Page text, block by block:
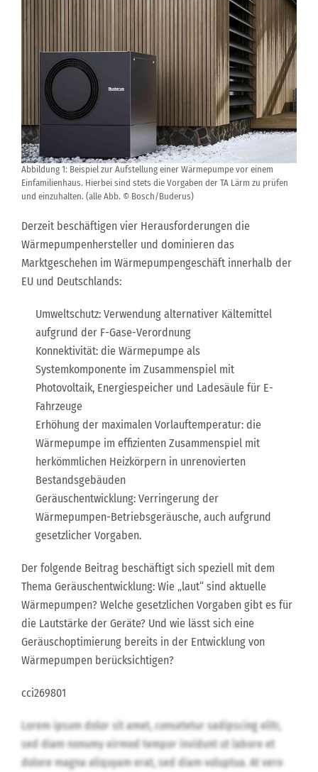
Abbildung 1: Beispiel zur Aufstellung einer Wärmepumpe vor einem
Einfamilienhaus. Hierbei sind stets die Vorgaben der TA Lärm zu prüfen
und einzuhalten. (alle Abb. © Bosch/Buderus)
Derzeit beschäftigen vier Herausforderungen die
Wärmepumpenhersteller und dominieren das
Marktgeschehen im Wärmepumpengeschäft innerhalb der
EU und Deutschlands:
Umweltschutz: Verwendung alternativer Kältemittel
aufgrund der F-Gase-Verordnung
Konnektivität: die Wärmepumpe als
Systemkomponente im Zusammenspiel mit
Photovoltaik, Energiespeicher und Ladesäule für E-
Fahrzeuge
Erhöhung der maximalen Vorlauftemperatur: die
Wärmepumpe im effizienten Zusammenspiel mit
herkömmlichen Heizkörpern in unrenovierten
Bestandsgebäuden
Geräuschentwicklung: Verringerung der
Wärmepumpen-Betriebsgeräusche, auch aufgrund
gesetzlicher Vorgaben.
Der folgende Beitrag beschäftigt sich speziell mit dem
Thema Geräuschentwicklung: Wie „laut“ sind aktuelle
Wärmepumpen? Welche gesetzlichen Vorgaben gibt es für
die Lautstärke der Geräte? Und wie lässt sich eine
Geräuschoptimierung bereits in der Entwicklung von
Wärmepumpen berücksichtigen?
cci269801
Lorem ipsum dolor sit amet, consetetur sadipscing elitr,
sed diam nonumy eirmod tempor invidunt ut labore et
dolore magna aliquyam erat, sed diam voluptua. At vero